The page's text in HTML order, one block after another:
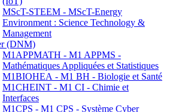
MScT-STEEM - MScT-Energy
Environment : Science Technology &
Management
(DNM)
M1APPMATH - M1 APPMS -
Mathématiques Appliquées et Statistiques
M1BIOHEA - M1 BH - Biologie et Santé
M1CHEINT - M1 CI - Chimie et
Interfaces
M1CPS - M1 CPS - Système Cyber